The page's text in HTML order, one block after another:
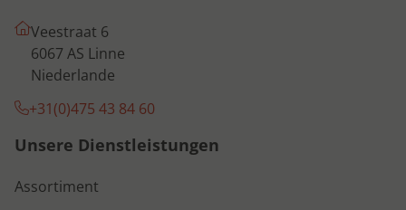
Veestraat 6
6067 AS Linne
Niederlande
+31(0)475 43 84 60
Unsere Dienstleistungen
Assortiment